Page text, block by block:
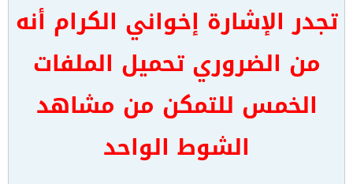
تجدر الإشارة إخواني الكرام أنه
من الضروري تحميل الملفات
الخمس للتمكن من مشاهد
الشوط الواحد